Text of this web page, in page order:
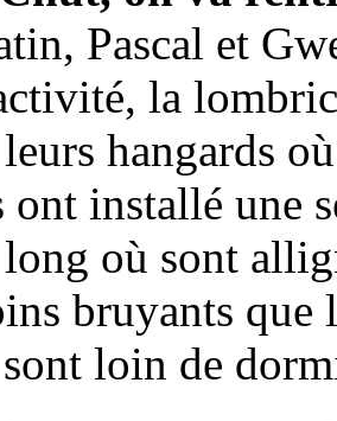
Pascal et
la
hangards
installé une
où sont
bruyants que
sont loin de